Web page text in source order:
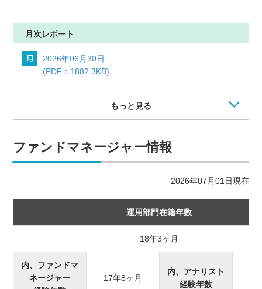
月次レポート
2026年06月30日
(PDF：1882.3KB)
もっと見る
ファンドマネージャー情報
2026年07月01日現在
運用部門在籍年数
18年3ヶ月
内、ファンドマ
ネージャー
17年8ヶ月
内、アナリスト
経験年数